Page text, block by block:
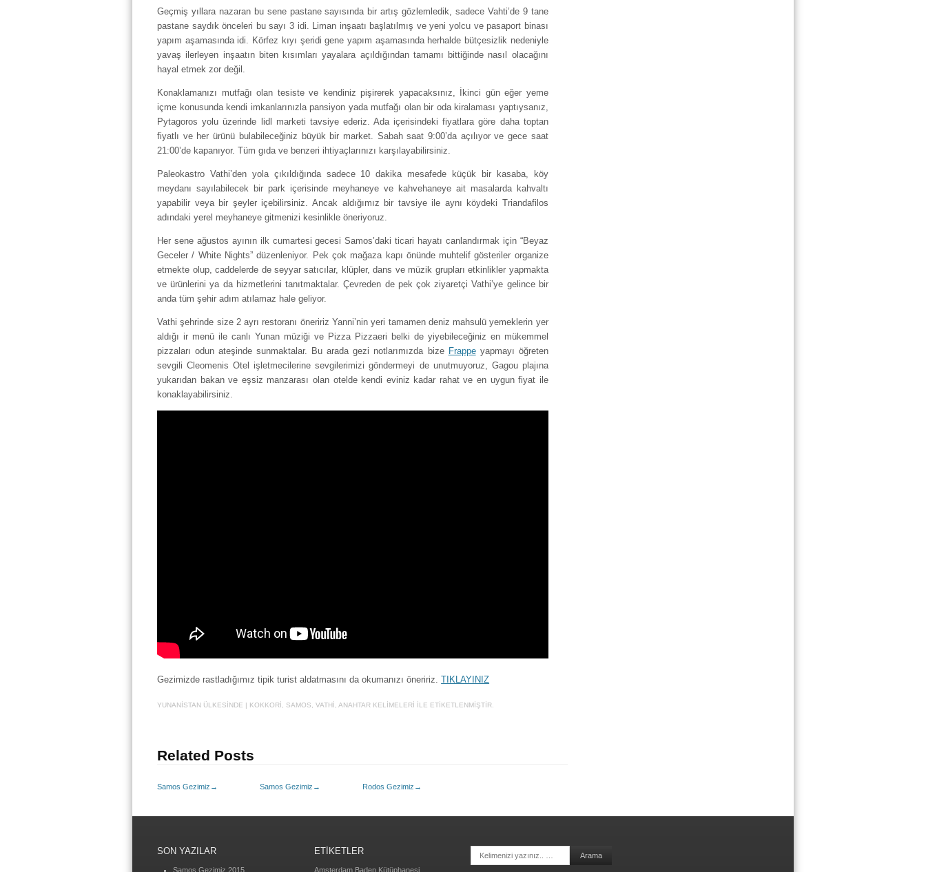
Geçmiş yıllara nazaran bu sene pastane sayısında bir artış gözlemledik, sadece Vahti’de 9 tane
pastane saydık önceleri bu sayı 3 idi. Liman inşaatı başlatılmış ve yeni yolcu ve pasaport binası
yapım aşamasında idi. Körfez kıyı şeridi gene yapım aşamasında herhalde bütçesizlik nedeniyle
yavaş ilerleyen inşaatın biten kısımları yayalara açıldığından tamamı bittiğinde nasıl olacağını
hayal etmek zor değil.
Konaklamanızı mutfağı olan tesiste ve kendiniz pişirerek yapacaksınız, İkinci gün eğer yeme
içme konusunda kendi imkanlarınızla pansiyon yada mutfağı olan bir oda kiralaması yaptıysanız,
Pytagoros yolu üzerinde lidl marketi tavsiye ederiz. Ada içerisindeki fiyatlara göre daha toptan
fiyatlı ve her ürünü bulabileceğiniz büyük bir market. Sabah saat 9:00’da açılıyor ve gece saat
21:00’de kapanıyor. Tüm gıda ve benzeri ihtiyaçlarınızı karşılayabilirsiniz.
Paleokastro Vathi’den yola çıkıldığında sadece 10 dakika mesafede küçük bir kasaba, köy
meydanı sayılabilecek bir park içerisinde meyhaneye ve kahvehaneye ait masalarda kahvaltı
yapabilir veya bir şeyler içebilirsiniz. Ancak aldığımız bir tavsiye ile aynı köydeki Triandafilos
adındaki yerel meyhaneye gitmenizi kesinlikle öneriyoruz.
Her sene ağustos ayının ilk cumartesi gecesi Samos’daki ticari hayatı canlandırmak için “Beyaz
Geceler / White Nights” düzenleniyor. Pek çok mağaza kapı önünde muhtelif gösteriler organize
etmekte olup, caddelerde de seyyar satıcılar, klüpler, dans ve müzik grupları etkinlikler yapmakta
ve ürünlerini ya da hizmetlerini tanıtmaktalar. Çevreden de pek çok ziyaretçi Vathi’ye gelince bir
anda tüm şehir adım atılamaz hale geliyor.
Vathi şehrinde size 2 ayrı restoranı öneririz Yanni’nin yeri tamamen deniz mahsulü yemeklerin yer
aldığı ir menü ile canlı Yunan müziği ve Pizza Pizzaeri belki de yiyebileceğiniz en mükemmel
pizzaları odun ateşinde sunmaktalar. Bu arada gezi notlarımızda bize Frappeyapmayı öğreten
sevgili Cleomenis Otel işletmecilerine sevgilerimizi göndermeyi de unutmuyoruz, Gagou plajına
yukarıdan bakan ve eşsiz manzarası olan otelde kendi eviniz kadar rahat ve en uygun fiyat ile
konaklayabilirsiniz.
Gezimizde rastladığımız tipik turist aldatmasını da okumanızı öneririz.TIKLAYINIZ
YUNANİSTAN ÜLKESINDE | KOKKORI, SAMOS,VATHI, ANAHTAR KELIMELERI ILE ETIKETLENMIŞTIR.
Related Posts
Samos Gezimiz → Samos Gezimiz → Rodos Gezimiz →
SON YAZILAR
Samos Gezimiz 2015
ETIKETLER
Amsterdam Baden Kütüphanesi